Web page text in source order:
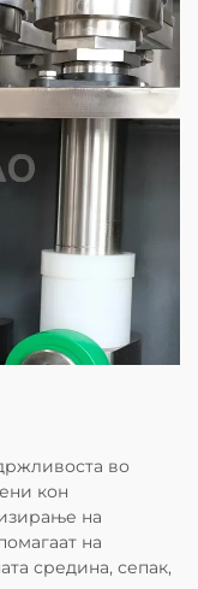
во
кон
на
на
средина, сепак,